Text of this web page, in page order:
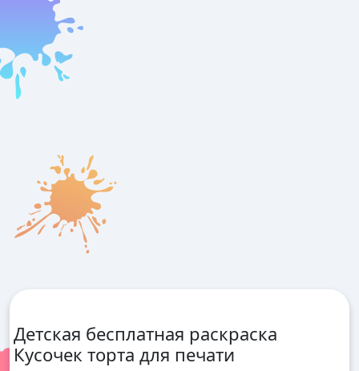
Детская бесплатная раскраска
Кусочек торта для печати